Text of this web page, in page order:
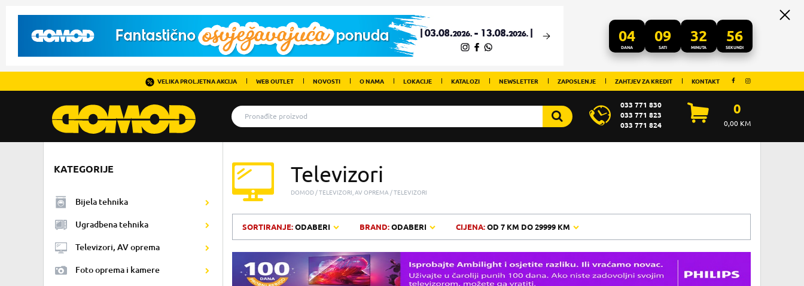
04
DANA
09
SATI
32
MINUTA
55
SEKUNDI
VELIKA PROLJETNA AKCIJA WEB OUTLET NOVOSTI O NAMA LOKACIJE KATALOZI NEWSLETTER ZAPOSLENJE ZAHTJEV ZA KREDIT KONTAKT
033 771 830
033 771 823
033 771 824
0
0,00KM
KATEGORIJE
Bijela tehnika
Ugradbena tehnika
Televizori, AV oprema
Foto oprema i kamere
Televizori
DOMOD TELEVIZORI, AV OPREMA TELEVIZORI
SORTIRANJE:ODABERI BRAND:ODABERI CIJENA:OD 7 KM DO29999 KM